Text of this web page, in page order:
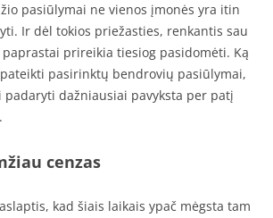
pasiūlymai ne vienos įmonės yra itin
Ir dėl tokios priežasties, renkantis sau
prireikia tiesiog pasidomėti. Ką
pasirinktų bendrovių pasiūlymai,
padaryti dažniausiai pavyksta per patį
cenzas
kad šiais laikais ypač mėgsta tam